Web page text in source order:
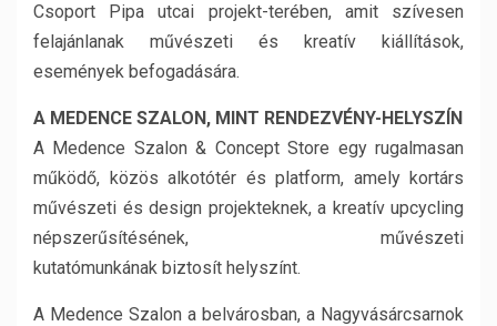
Csoport Pipa utcai projekt-terében, amit szívesen
felajánlanak művészeti és kreatív kiállítások,
események befogadására.
A MEDENCE SZALON, MINT RENDEZVÉNY-HELYSZÍN
A Medence Szalon & Concept Store egy rugalmasan
működő, közös alkotótér és platform, amely kortárs
művészeti és design projekteknek, a kreatív upcycling
népszerűsítésének, művészeti
kutatómunkának biztosít helyszínt.
A Medence Szalon a belvárosban, a Nagyvásárcsarnok